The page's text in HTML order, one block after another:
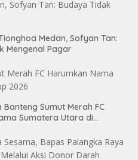
Medan, Sofyan Tan:
Mengenal Pagar
Sumut Merah FC
Sumatera Utara di